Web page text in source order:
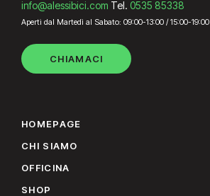
info@alessibici.com Tel. 0535 85338
Aperti dal Martedì al Sabato: 09:00-13:00 / 15:00-19:00
CHIAMACI
HOMEPAGE
CHI SIAMO
OFFICINA
SHOP